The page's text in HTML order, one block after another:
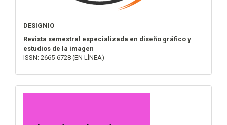
DESIGNIO
Revista semestral especializada en diseño gráfico y
estudios de la imagen
ISSN: 2665-6728 (EN LÍNEA)
convocatoria